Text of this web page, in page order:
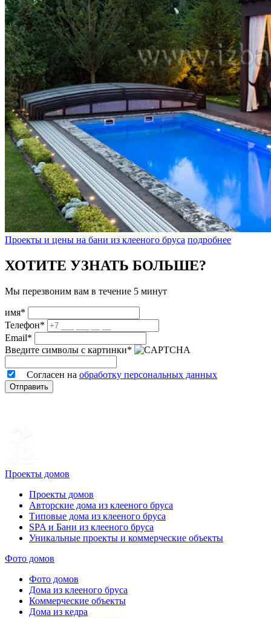
Проекты и цены на бани из клееного бруса подробнее
ХОТИТЕ УЗНАТЬ БОЛЬШЕ?
Мы перезвоним вам в течение 5 минут
имя*
Телефон*
Email*
Введите символы с картинки*
Согласен на обработку персональных данных
Отправить
Проекты домов
Проекты домов
Авторские дома из клееного бруса
Типовые дома из клееного бруса
SPA и Бани из клееного бруса
Уникальные проекты и коммерческие объекты
Фото домов
Фото домов
Дома из клееного бруса
Коммерческие объекты
Дома из кедра